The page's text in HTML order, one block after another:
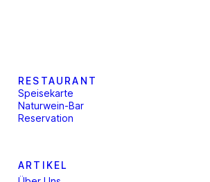
RESTAURANT
Speisekarte
Naturwein-Bar
Reservation
ARTIKEL